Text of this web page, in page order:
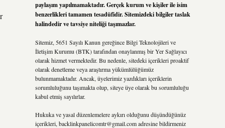
paylaşım yapılmamaktadır. Gerçek kurum ve kişiler ile isim
benzerlikleri tamamen tesadüfidir. Sitemizdeki bilgiler taslak
halindedir ve tavsiye niteliği taşımazlar.
Sitemiz, 5651 Sayılı Kanun gereğince Bilgi Teknolojileri ve
İletişim Kurumu (BTK) tarafından onaylanmış bir Yer Sağlayıcı
olarak hizmet vermektedir. Bu nedenle, sitedeki içerikleri proaktif
olarak denetleme veya araştırma yükümlülüğümüz
bulunmamaktadır. Ancak, üyelerimiz yazdıkları içeriklerin
sorumluluğunu taşımakta olup, siteye üye olarak bu sorumluluğu
kabul etmiş sayılırlar.
Hukuka ve yasal düzenlemelere aykırı olduğunu düşündüğünüz
içerikleri, backlinkpanelicomtr@gmail.comadresine bildirmeniz